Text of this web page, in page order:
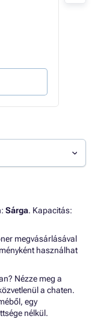
Sárga. Kapacitás:
megvásárlásával
használhat
Nézze meg a
a chaten.
egy
nélkül.